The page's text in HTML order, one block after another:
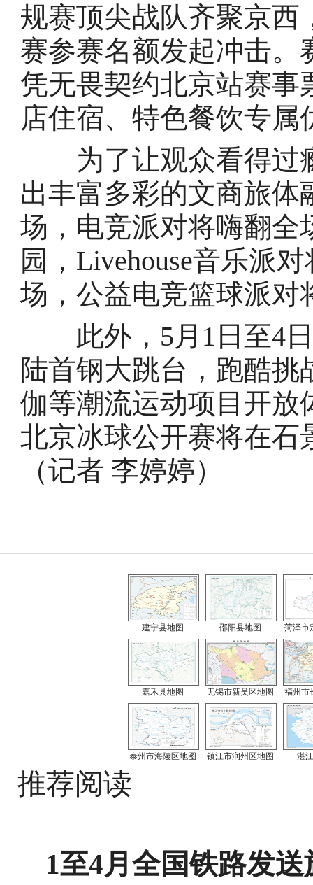
规赛顶尖战队齐聚京西
赛参赛名额发起冲击。
凭无畏契约北京站赛事
店住宿、特色餐饮专属
为了让观众看得过
出丰富多彩的文商旅
场，电竞派对将嗨翻全
园，Livehouse音乐派
场，公益电竞篮球派对
此外，5月1日至4日
陆首钢大跳台，跑酷
伽等潮流运动项目开放
北京冰球公开赛将在石
（记者 李婷婷）
建宁县地图 邵阳县地图 菏泽市
嘉禾县地图 无锡市新吴区地图 福州市
泰州市海陵区地图 镇江市润州区地图 湛
推荐阅读
1至4月全国铁路发